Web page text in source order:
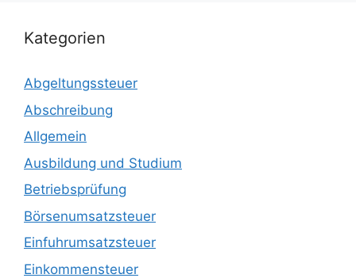
Kategorien
Abgeltungssteuer
Abschreibung
Allgemein
Ausbildung und Studium
Betriebsprüfung
Börsenumsatzsteuer
Einfuhrumsatzsteuer
Einkommensteuer